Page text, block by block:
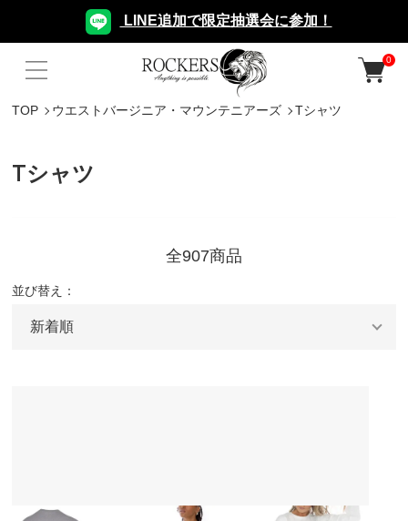
LINE追加で限定抽選会に参加！
0
TOP ウエストバージニア・マウンテニアーズ Tシャツ
Tシャツ
全907商品
並び替え：